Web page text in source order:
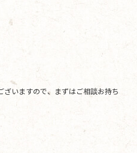
いますので、まずはご相談お持ち